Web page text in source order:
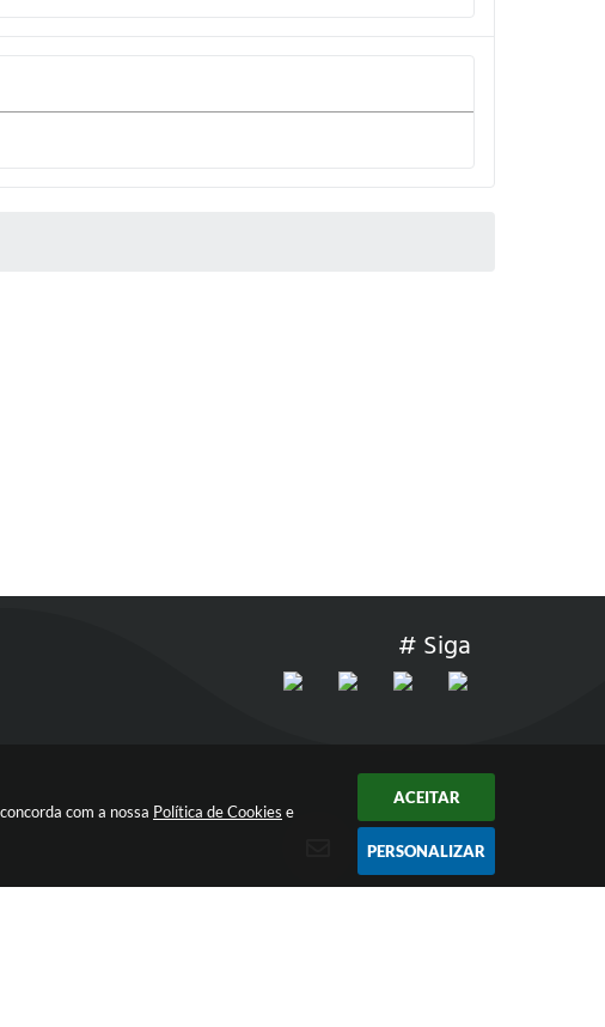
com a nossa Política de Cookies e
ACEITAR
PERSONALIZAR
# Siga